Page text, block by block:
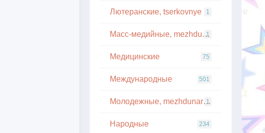
Лютеранские, tserkovnye 1
Масс-медийные, mezhdunarodnye
1
Медицинские 75
Международные 501
Молодежные, mezhdunarodnye
1
Народные 234